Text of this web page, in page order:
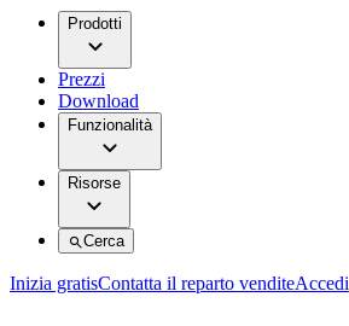
Prodotti
Prezzi
Download
Funzionalità
Risorse
Cerca
Inizia gratisContatta il reparto venditeAccedi